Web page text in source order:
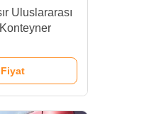
Uluslararası